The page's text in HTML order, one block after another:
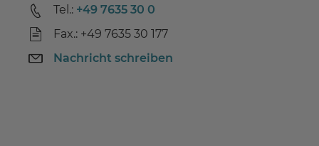
Tel.: +49 7635 30 0
Fax.: +49 7635 30 177
Nachricht schreiben